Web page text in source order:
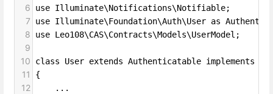
6 use Illuminate\Notifications\Notifiable;
7 use Illuminate\Foundation\Auth\User as
8 use Leo108\CAS\Contracts\Models\UserModel;
9
10
class User extends Authenticatable implements
11 {
12
    ...